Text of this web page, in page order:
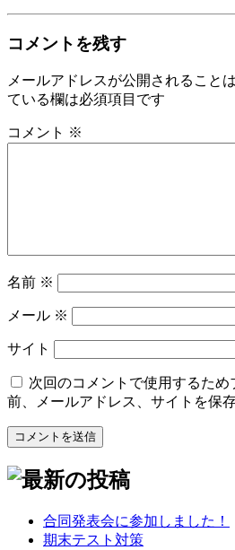
コメントを残す
メールアドレスが公開されること
ている欄は必須項目です
コメント ※
名前 ※
メール ※
サイト
次回のコメントで使用するため
前、メールアドレス、サイトを保存
合同発表会に参加しました！
期末テスト対策